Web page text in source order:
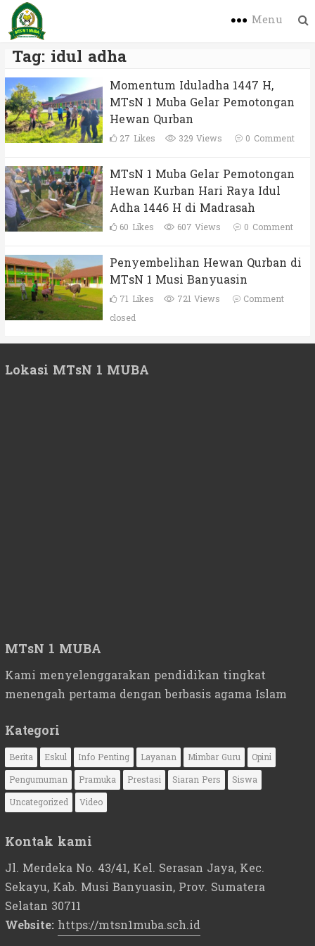
Menu
Tag: idul adha
Momentum Iduladha 1447 H,
MTsN 1 Muba Gelar Pemotongan
Hewan Qurban
27 Likes 329 Views 0 Comment
MTsN 1 Muba Gelar Pemotongan
Hewan Kurban Hari Raya Idul
Adha 1446 H di Madrasah
60 Likes 607 Views 0 Comment
Penyembelihan Hewan Qurban di
MTsN 1 Musi Banyuasin
71 Likes 721 Views
Comment
closed
Lokasi MTsN 1 MUBA
MTsN 1 MUBA
Kami menyelenggarakan pendidikan tingkat
menengah pertama dengan berbasis agama Islam
Kategori
Berita Eskul Info Penting Layanan Mimbar Guru
Opini
Pengumuman
Pramuka Prestasi Siaran Pers
Siswa
Uncategorized
Video
Kontak kami
Jl. Merdeka No. 43/41, Kel. Serasan Jaya, Kec.
Sekayu, Kab. Musi Banyuasin, Prov. Sumatera
Selatan 30711
Website: https://mtsn1muba.sch.id